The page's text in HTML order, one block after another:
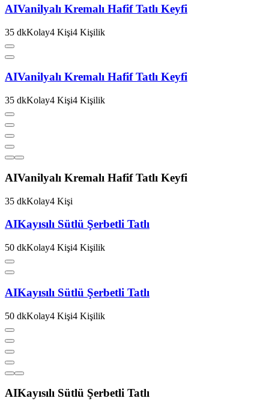
AIVanilyalı Kremalı Hafif Tatlı Keyfi
35 dkKolay4 Kişi4 Kişilik
AIVanilyalı Kremalı Hafif Tatlı Keyfi
35 dkKolay4 Kişi4 Kişilik
AIVanilyalı Kremalı Hafif Tatlı Keyfi
35 dkKolay4 Kişi
AIKayısılı Sütlü Şerbetli Tatlı
50 dkKolay4 Kişi4 Kişilik
AIKayısılı Sütlü Şerbetli Tatlı
50 dkKolay4 Kişi4 Kişilik
AIKayısılı Sütlü Şerbetli Tatlı